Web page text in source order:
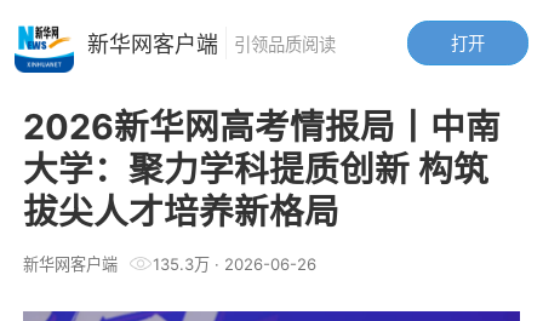
2026新华网高考情报局丨中南
大学：聚力学科提质创新 构筑
拔尖人才培养新格局
新华网客户端 135.3万· 2026-06-26
打开
新华网客户端 引领品质阅读